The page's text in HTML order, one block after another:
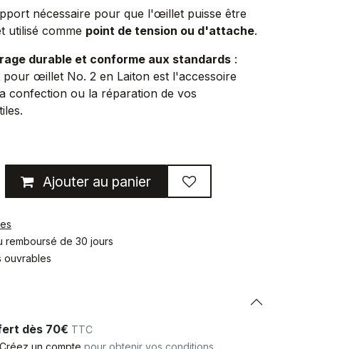
nécessaire pour que l'œillet puisse être
utilisé comme point de tension ou d'attache.
durable et conforme aux standards :
pour œillet No. 2 en Laiton est l'accessoire
confection ou la réparation de vos
Ajouter au panier
remboursé de 30 jours
ouvrables
dès 70€ TTC